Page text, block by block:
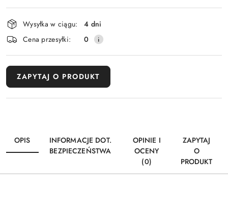
i
dostawaWysyłka w ciągu:
4 dni
Cena przesyłki:
0
ZAPYTAJ O PRODUKT
OPIS
INFORMACJE DOT.
BEZPIECZEŃSTWA
OPINIE I
OCENY
(0)
ZAPYTAJ
O
PRODUKT